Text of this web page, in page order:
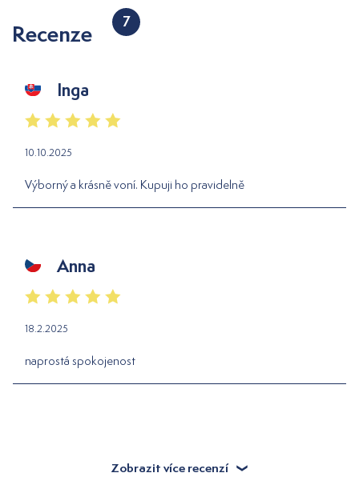
Recenze 7
Inga
10.10.2025
Výborný a krásně voní. Kupuji ho pravidelně
Anna
18.2.2025
naprostá spokojenost
Zobrazit více recenzí